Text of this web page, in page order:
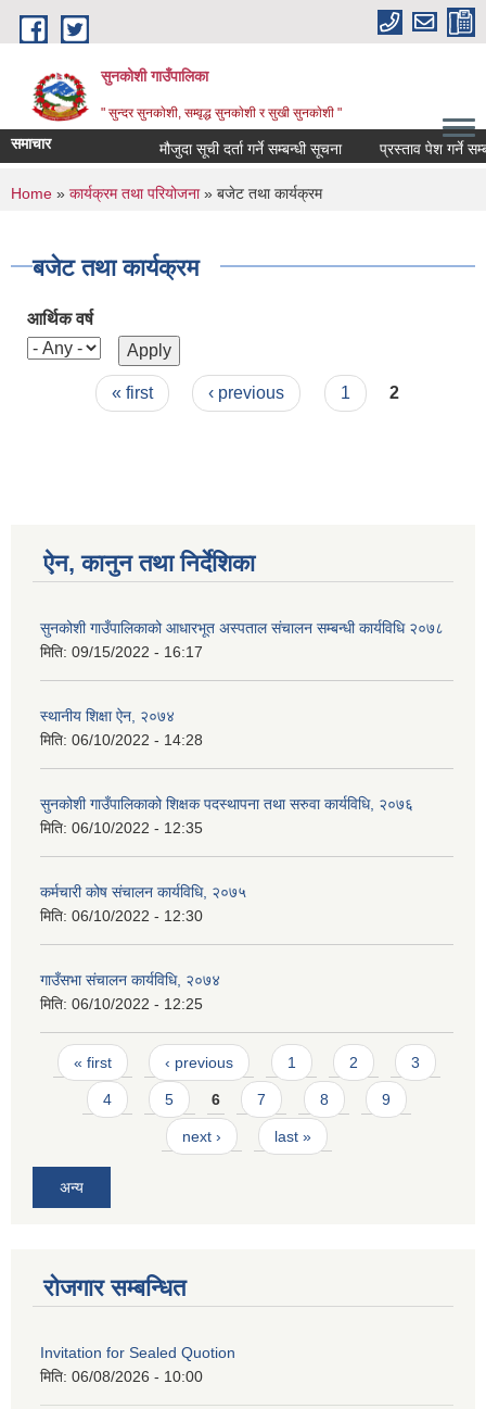
Skip to main content
सुनकोशी गाउँपालिका
" सुन्दर सुनकाेशी, सम्वृद्ध सुनकाेशी र सुखी सुनकाेशी "
समाचार मौजुदा सूची दर्ता गर्ने सम्बन्धी सूचना प्रस्ताव पेश गर्ने
You are here
Home » कार्यक्रम तथा परियोजना» बजेट तथा कार्यक्रम
बजेट तथा कार्यक्रम
आर्थिक वर्ष
Pages« first ‹ previous 1 2
ऐन, कानुन तथा निर्देशिका
सुनकोशी गाउँपालिकाको आधारभूत अस्पताल संचालन सम्बन्धी कार्यविधि २०७८
मिति: 09/15/2022 - 16:17
स्थानीय शिक्षा ऐन, २०७४
मिति: 06/10/2022 - 14:28
सुनकोशी गाउँपालिकाको शिक्षक पदस्थापना तथा सरुवा कार्यविधि, २०७६
मिति: 06/10/2022 - 12:35
कर्मचारी कोष संचालन कार्यविधि, २०७५
मिति: 06/10/2022 - 12:30
गाउँसभा संचालन कार्यविधि, २०७४
मिति: 06/10/2022 - 12:25
Pages
« first ‹ previous 1 2 3
4 5 6 7 8 9
next › last »
अन्य
रोजगार सम्बन्धित
Invitation for Sealed Quotion
मिति: 06/08/2026 - 10:00